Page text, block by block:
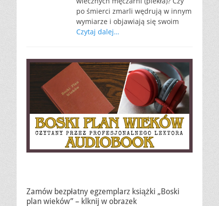
po śmierci zmarli wędrują w innym
wymiarze i objawiają się swoim
Czytaj dalej…
Zamów bezpłatny egzemplarz książki „Boski
plan wieków” – klknij w obrazek